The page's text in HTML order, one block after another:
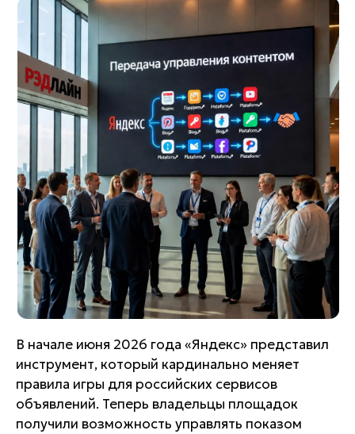
В начале июня 2026 года «Яндекс» представил
инструмент, который кардинально меняет
правила игры для российских сервисов
объявлений. Теперь владельцы площадок
получили возможность управлять показом